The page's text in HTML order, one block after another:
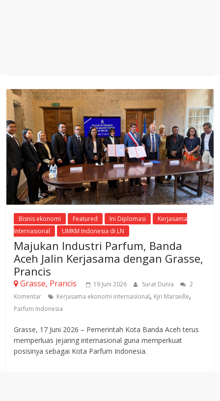
Bisnis ekonomi Featured Ini Diplomasi
Kerjasama
Internasional
UMKM Indonesia di LN
Majukan Industri Parfum, Banda
Aceh Jalin Kerjasama dengan Grasse,
Prancis
Grasse, Prancis 19 Juni 2026 Surat Dunia
2
Komentar
Kerjasama ekonomi internasional, Kjri Marseille,
Parfum Indonesia
Grasse, 17 Juni 2026 – Pemerintah Kota Banda Aceh terus
memperluas jejaring internasional guna memperkuat
posisinya sebagai Kota Parfum Indonesia.